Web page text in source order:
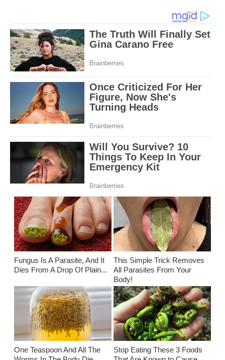
Fungus Is A Parasite, And It
Dies From A Drop Of Plain...
This Simple Trick Removes
All Parasites From Your
Body!
One Teaspoon And All The
Stop Eating These 3 Foods